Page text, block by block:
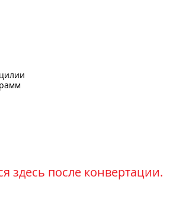
здесь после конвертации.